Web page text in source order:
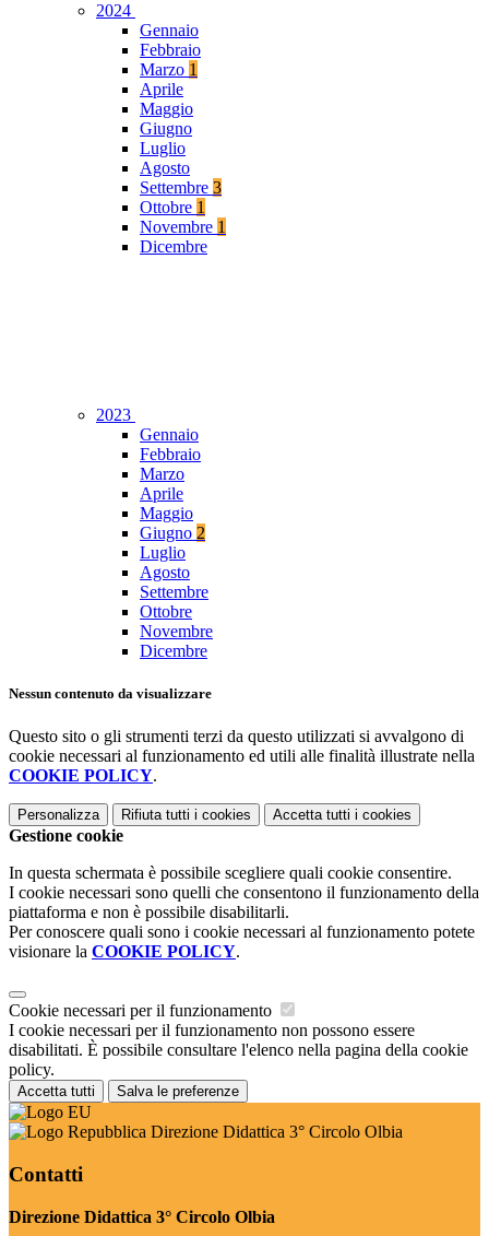
2024
Gennaio
Febbraio
Marzo 1
Aprile
Maggio
Giugno
Luglio
Agosto
Settembre 3
Ottobre 1
Novembre 1
Dicembre
2023
Gennaio
Febbraio
Marzo
Aprile
Maggio
Giugno 2
Luglio
Agosto
Settembre
Ottobre
Novembre
Dicembre
Nessun contenuto da visualizzare
Questo sito o gli strumenti terzi da questo utilizzati si avvalgono di
cookie necessari al funzionamento ed utili alle finalità illustrate nella
COOKIE POLICY.
Personalizza Rifiuta tutti i cookies Accetta tutti i cookies
Gestione cookie
In questa schermata è possibile scegliere quali cookie consentire.
I cookie necessari sono quelli che consentono il funzionamento della
piattaforma e non è possibile disabilitarli.
Per conoscere quali sono i cookie necessari al funzionamento potete
visionare la COOKIE POLICY.
Cookie necessari per il funzionamento
I cookie necessari per il funzionamento non possono essere
disabilitati. È possibile consultare l'elenco nella pagina della cookie
policy.
Accetta tutti Salva le preferenze
Direzione Didattica 3° Circolo Olbia
Contatti
Direzione Didattica 3° Circolo Olbia